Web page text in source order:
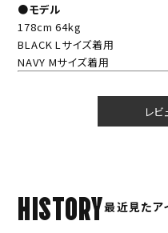
●モデル
178cm 64kg
BLACK Lサイズ着用
NAVY Mサイズ着用
レビ
HISTORY最近見たア